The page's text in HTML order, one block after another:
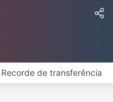
Recorde de transferência